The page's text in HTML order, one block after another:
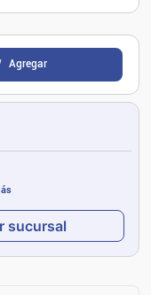
Agregar
sucursal